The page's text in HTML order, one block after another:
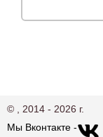
© , 2014 - 2026 г.
Мы Вконтакте -